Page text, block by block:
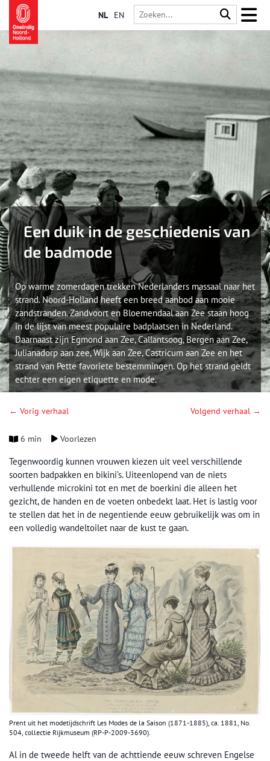
NL EN
Een duik in de ge­schie­de­nis van
de bad­mo­de
Op warme zomerdagen trekken Nederlanders massaal naar het
strand. Noord-Holland heeft een breed aanbod aan mooie
zandstranden. Zandvoort en Bloemendaal aan Zee staan hoog
in de lijst van meest populaire badplaatsen in Nederland.
Daarnaast zijn Egmond aan Zee, Callantsoog, Bergen aan Zee,
Julianadorp aan zee, Wijk aan Zee, Castricum aan Zee en het
strand van Pette favoriete bestemmingen. Op het strand geldt
echter een eigen etiquette en mode.
← Vorig verhaal Volgend verhaal →
6 min Voorlezen
Tegenwoordig kunnen vrouwen kiezen uit veel verschillende
soorten badpakken en bikini’s. Uiteenlopend van de niets
verhullende microkini tot en met de boerkini die alleen het
gezicht, de handen en de voeten onbedekt laat. Het is lastig voor
te stellen dat het in de negentiende eeuw gebruikelijk was om in
een volledig wandeltoilet naar de kust te gaan.
Prent uit het modetijdschrift Les Modes de la Saison (1871-1885), ca. 1881, No.
504, collectie Rijkmuseum (RP-P-2009-3690).
Al in de tweede helft van de achttiende eeuw schreven Engelse